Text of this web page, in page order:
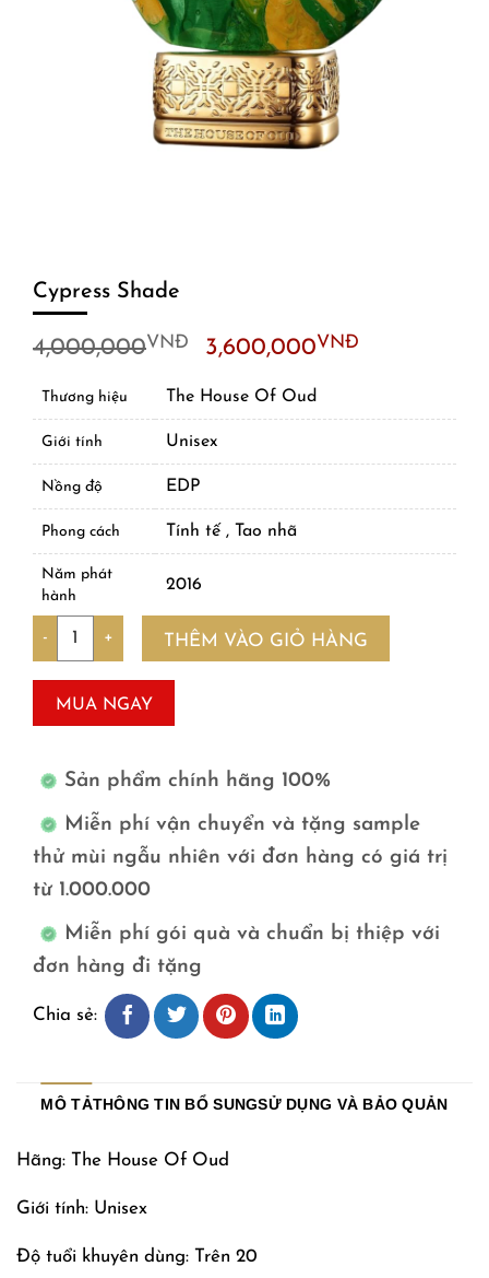
Cypress Shade
4,000,000VNĐ
Original
was:
4,000,000VNĐ.
3,600,000VNĐCurrent
Thương hiệu The House Of Oud
Giới tính Unisex
Nồng độ EDP
Phong cách Tính tế , Tao nhã
Năm phát
hành
2016
Số lượng
THÊM VÀO GIỎ HÀNG
MUA NGAY
Sản phẩm chính hãng 100%
Miễn phí vận chuyển và tặng sample
thử mùi ngẫu nhiên với đơn hàng có giá trị
từ 1.000.000
Miễn phí gói quà và chuẩn bị thiệp với
đơn hàng đi tặng
Chia sẻ:
MÔ TẢTHÔNG TIN BỔ SUNGSỬ DỤNG VÀ BẢO QUẢN
Hãng: The House Of Oud
Giới tính: Unisex
Độ tuổi khuyên dùng: Trên 20